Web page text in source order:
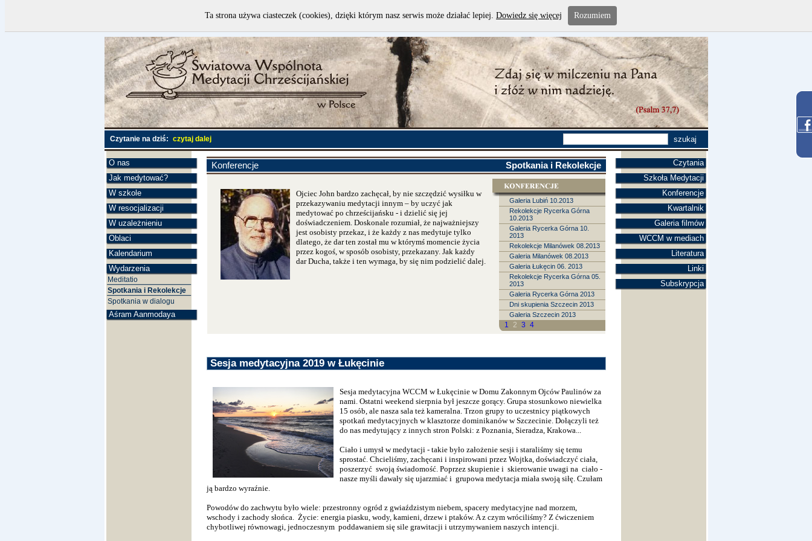
Czytanie na dziś: czytaj dalej
O nas
Jak medytować?
W szkole
W resocjalizacji
W uzależnieniu
Oblaci
Kalendarium
Wydarzenia
Meditatio
Spotkania i Rekolekcje
Spotkania w dialogu
Aśram Aanmodaya
Czytania
Szkoła Medytacji
Konferencje
Kwartalnik
Galeria filmów
WCCM w mediach
Literatura
Linki
Subskrypcja
Spotkania i Rekolekcje
Konferencje
Galeria Lubiń 10.2013
Rekolekcje Rycerka Górna
10.2013
Galeria Rycerka Górna 10.
2013
Rekolekcje Milanówek 08.2013
Galeria Milanówek 08.2013
Galeria Łukęcin 06. 2013
Rekolekcje Rycerka Górna 05.
2013
Galeria Rycerka Górna 2013
Dni skupienia Szczecin 2013
Galeria Szczecin 2013
1 2 3 4
Ojciec John bardzo zachęcał, by nie szczędzić wysiłku w
przekazywaniu medytacji innym – by uczyć jak
medytować po chrześcijańsku - i dzielić się jej
doświadczeniem. Doskonale rozumiał, że najważniejszy
jest osobisty przekaz, i że każdy z nas medytuje tylko
dlatego, że dar ten został mu w którymś momencie życia
przez kogoś, w sposób osobisty, przekazany. Jak każdy
dar Ducha, także i ten wymaga, by się nim podzielić dalej.
Sesja medytacyjna 2019 w Łukęcinie
Sesja medytacyjna WCCM w Łukęcinie w Domu Zakonnym Ojców Paulinów za
nami. Ostatni weekend sierpnia był jeszcze gorący. Grupa stosunkowo niewielka
15 osób, ale nasza sala też kameralna. Trzon grupy to uczestnicy piątkowych
spotkań medytacyjnych w klasztorze dominikanów w Szczecinie. Dołączyli też
do nas medytujący z innych stron Polski: z Poznania, Sieradza, Krakowa...
Ciało i umysł w medytacji - takie było założenie sesji i staraliśmy się temu
sprostać. Chcieliśmy, zachęcani i inspirowani przez Wojtka, doświadczyć ciała,
poszerzyć swoją świadomość. Poprzez skupienie i skierowanie uwagi na ciało -
nasze myśli dawały się ujarzmiać i grupowa medytacja miała swoją siłę. Czułam
ją bardzo wyraźnie.
Powodów do zachwytu było wiele: przestronny ogród z gwiaździstym niebem, spacery medytacyjne nad morzem,
wschody i zachody słońca. Życie: energia piasku, wody, kamieni, drzew i ptaków. A z czym wróciliśmy? Z ćwiczeniem
chybotliwej równowagi, jednoczesnym poddawaniem się sile grawitacji i utrzymywaniem naszych intencji.
Ta strona używa ciasteczek (cookies), dzięki którym nasz serwis może działać lepiej. Dowiedz się więcej Rozumiem